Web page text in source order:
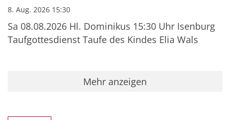
8. Aug. 2026 15:30
Sa 08.08.2026 Hl. Dominikus 15:30 Uhr Isenburg
Taufgottesdienst Taufe des Kindes Elia Wals
Mehr anzeigen